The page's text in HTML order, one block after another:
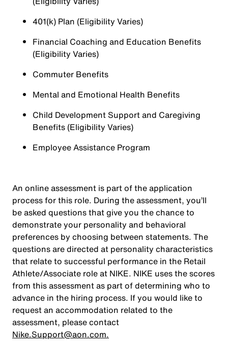
401(k) Plan (Eligibility Varies)
Financial Coaching and Education Benefits
(Eligibility Varies)
Commuter Benefits
Mental and Emotional Health Benefits
Child Development Support and Caregiving
Benefits (Eligibility Varies)
Employee Assistance Program
An online assessment is part of the application
process for this role. During the assessment, you’ll
be asked questions that give you the chance to
demonstrate your personality and behavioral
preferences by choosing between statements. The
questions are directed at personality characteristics
that relate to successful performance in the Retail
Athlete/Associate role at NIKE. NIKE uses the scores
from this assessment as part of determining who to
advance in the hiring process. If you would like to
request an accommodation related to the
assessment, please contact
Nike.Support@aon.com.